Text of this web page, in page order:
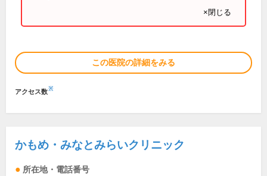
×閉じる
この医院の詳細をみる
アクセス数※
かもめ・みなとみらいクリニック
所在地・電話番号